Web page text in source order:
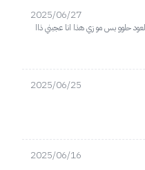
2025/06/27
حلوو بس مو زي هذا انا عجبني ذاا
2025/06/25
2025/06/16